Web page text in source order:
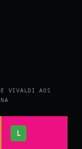
VIVALDI AOS
L